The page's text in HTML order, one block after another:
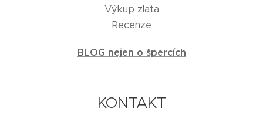
Výkup zlata
Recenze
BLOG nejen o špercích
KONTAKT